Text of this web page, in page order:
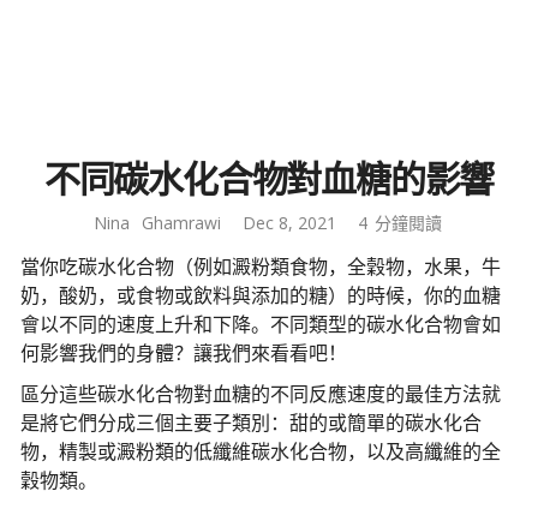
不同碳水化合物對血糖的影響
Nina Ghamrawi Dec 8, 2021 4 分鐘閱讀
當你吃碳水化合物（例如澱粉類食物，全穀物，水果，牛
奶，酸奶，或食物或飲料與添加的糖）的時候，你的血糖
會以不同的速度上升和下降。不同類型的碳水化合物會如
何影響我們的身體？讓我們來看看吧！
區分這些碳水化合物對血糖的不同反應速度的最佳方法就
是將它們分成三個主要子類別：甜的或簡單的碳水化合
物，精製或澱粉類的低纖維碳水化合物，以及高纖維的全
穀物類。